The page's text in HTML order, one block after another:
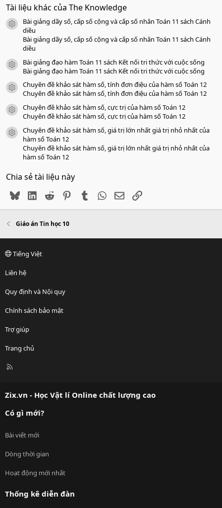
0
a
Tài liệu khác của The Knowledge
icon tài liệu
Bài giảng dãy số, cấp số cộng và cấp số nhân Toán 11 sách Cánh
diều
Bài giảng dãy số, cấp số cộng và cấp số nhân Toán 11 sách Cánh
diều
icon tài liệu
Bài giảng đạo hàm Toán 11 sách Kết nối tri thức với cuộc sống
Bài giảng đạo hàm Toán 11 sách Kết nối tri thức với cuộc sống
icon tài liệu
Chuyên đề khảo sát hàm số, tính đơn điệu của hàm số Toán 12
Chuyên đề khảo sát hàm số, tính đơn điệu của hàm số Toán 12
icon tài liệu
Chuyên đề khảo sát hàm số, cực trị của hàm số Toán 12
Chuyên đề khảo sát hàm số, cực trị của hàm số Toán 12
icon tài liệu
Chuyên đề khảo sát hàm số, giá trị lớn nhất giá trị nhỏ nhất của
hàm số Toán 12
Chuyên đề khảo sát hàm số, giá trị lớn nhất giá trị nhỏ nhất của
hàm số Toán 12
Chia sẻ tài liệu này
BlueskyLinkedIn
Reddit PinterestTumblr WhatsApp
EmailLink
Giáo án Tin học 10
Tiếng Việt
Liên hệ
Quy định và Nội quy
Chính sách bảo mật
Trợ giúp
Trang chủ
R
Zix.vn - Học Vật lí Online chất lượng cao
Có gì mới?
Bài viết mới
Dòng thời gian
Hoạt động mới nhất
Thống kê diễn đàn